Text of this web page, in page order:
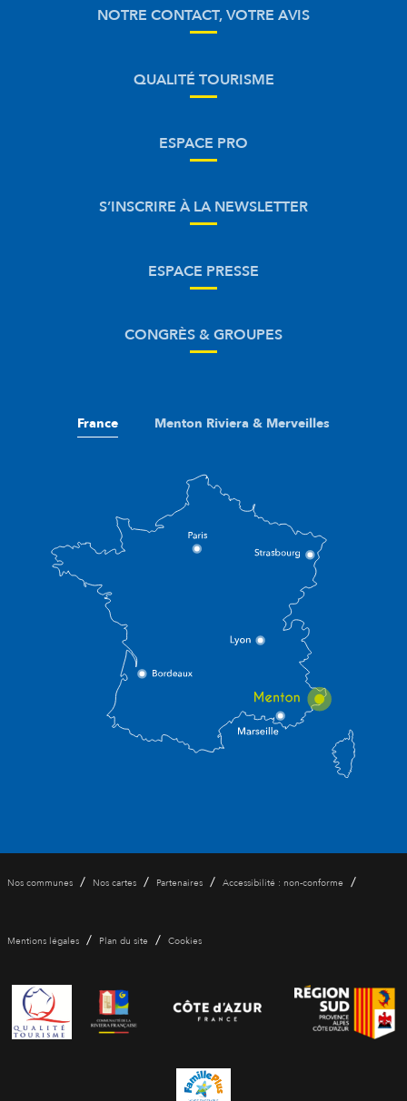
NOTRE CONTACT, VOTRE AVIS
QUALITÉ TOURISME
ESPACE PRO
S’INSCRIRE À LA NEWSLETTER
ESPACE PRESSE
CONGRÈS & GROUPES
France Menton Riviera & Merveilles
Nos communes / Nos cartes / Partenaires / Accessibilité : non-conforme /
Mentions légales / Plan du site / Cookies